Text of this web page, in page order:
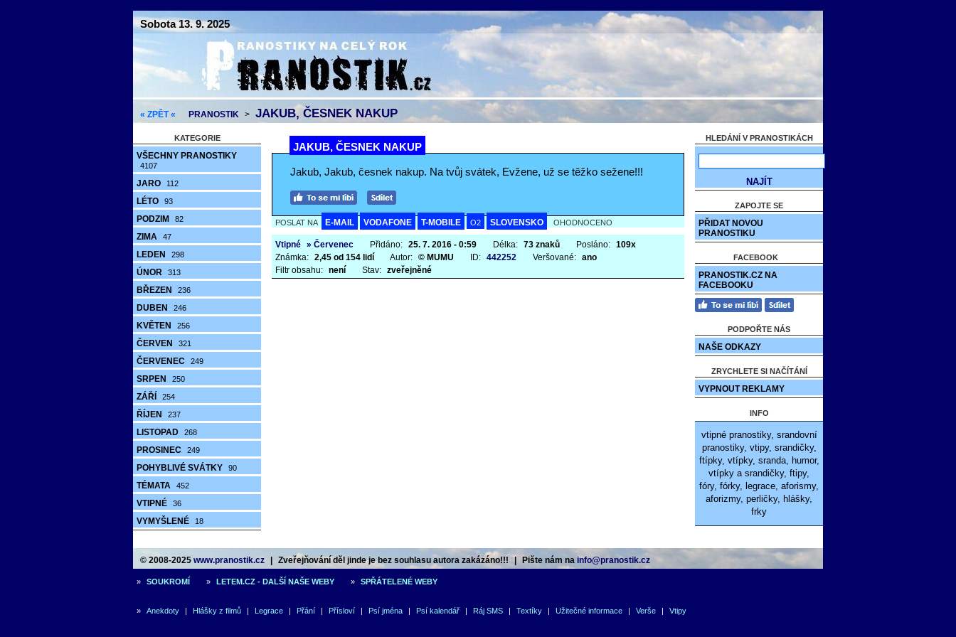
Sobota 13. 9. 2025
« ZPĚT « PRANOSTIK > JAKUB, ČESNEK NAKUP
KATEGORIE
VŠECHNY PRANOSTIKY
4107
JARO 112
LÉTO 93
PODZIM 82
ZIMA 47
LEDEN 298
ÚNOR 313
BŘEZEN 236
DUBEN 246
KVĚTEN 256
ČERVEN 321
ČERVENEC 249
SRPEN 250
ZÁŘÍ 254
ŘÍJEN 237
LISTOPAD 268
PROSINEC 249
POHYBLIVÉ SVÁTKY 90
TÉMATA 452
VTIPNÉ 36
VYMYŠLENÉ 18
JAKUB, ČESNEK NAKUP
Jakub, Jakub, česnek nakup. Na tvůj svátek, Evžene, už se těžko sežene!!!
POSLAT NA E-MAIL VODAFONE T-MOBILE O2 SLOVENSKO OHODNOCENO
Vtipné » Červenec Přidáno: 25. 7. 2016 - 0:59 Délka: 73 znaků Posláno: 109x
Známka: 2,45 od 154 lidí Autor: © MUMU ID: 442252 Veršované: ano
Filtr obsahu: není Stav: zveřejněné
HLEDÁNÍ V PRANOSTIKÁCH
ZAPOJTE SE
PŘIDAT NOVOU
PRANOSTIKU
FACEBOOK
PRANOSTIK.CZ NA
FACEBOOKU
PODPOŘTE NÁS
NAŠE ODKAZY
ZRYCHLETE SI NAČÍTÁNÍ
VYPNOUT REKLAMY
INFO
vtipné pranostiky, srandovní
pranostiky, vtipy, srandičky,
ftípky, vtípky, sranda, humor,
vtípky a srandičky, ftipy,
fóry, fórky, legrace, aforismy,
aforizmy, perličky, hlášky,
frky
© 2008-2025 www.pranostik.cz Zveřejňování děl jinde je bez souhlasu autora zakázáno!!! | Pište nám na info@pranostik.cz
» SOUKROMÍ » LETEM.CZ - DALŠÍ NAŠE WEBY » SPŘÁTELENÉ WEBY
» Anekdoty | Hlášky z filmů | Legrace | Přání | Přísloví | Psí jména | Psí kalendář | Ráj SMS | Textíky | Užitečné informace | Verše | Vtipy